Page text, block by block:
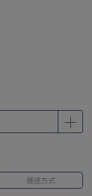
運送方式